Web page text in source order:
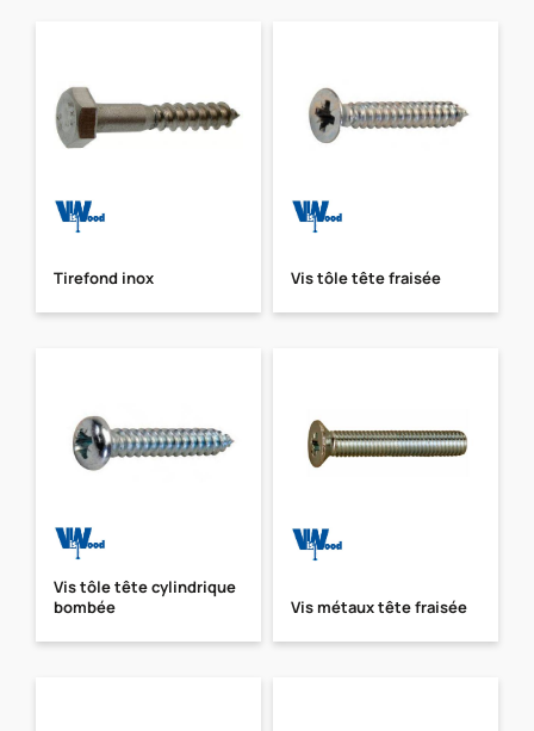
Tirefond inox Vis tôle tête fraisée
Vis tôle tête cylindrique
bombée
Vis métaux tête fraisée